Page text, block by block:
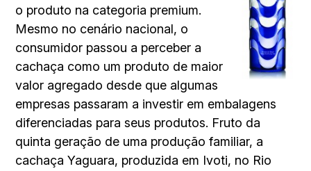
o produto na categoria premium.
Mesmo no cenário nacional, o
consumidor passou a perceber a
cachaça como um produto de maior
valor agregado desde que algumas
empresas passaram a investir em embalagens
diferenciadas para seus produtos. Fruto da
quinta geração de uma produção familiar, a
cachaça Yaguara, produzida em Ivoti, no Rio